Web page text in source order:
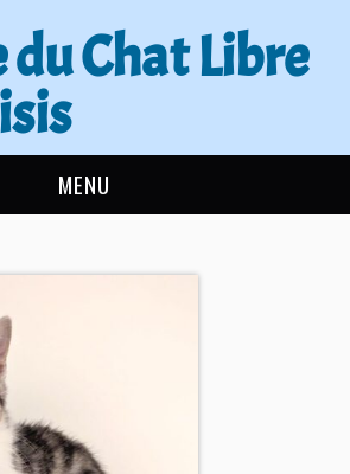
du Chat Libre
MENU